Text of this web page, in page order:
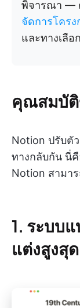
พิจารณา —
จัดการโคร
และทางเลื
คุณสมบัติ
Notion ปรับตั
ทางกลับกัน นี่คื
Notion สามา
1. ระบบ
แต่งสูงสุด